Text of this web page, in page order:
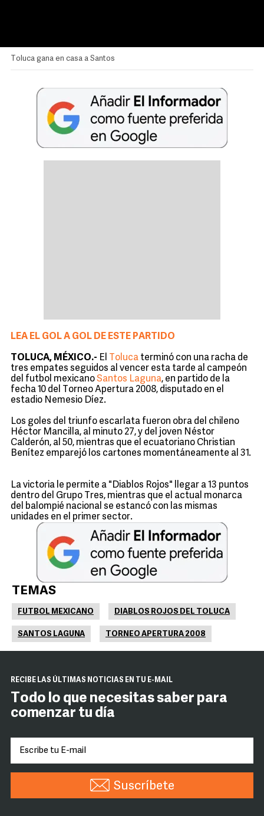
Toluca gana en casa a Santos
LEA EL GOL A GOL DE ESTE PARTIDO
TOLUCA, MÉXICO.- El Toluca terminó con una racha de
tres empates seguidos al vencer esta tarde al campeón
del futbol mexicanoSantos Laguna, en partido de la
fecha 10 del Torneo Apertura 2008, disputado en el
estadio Nemesio Díez.
Los goles del triunfo escarlata fueron obra del chileno
Héctor Mancilla, al minuto 27, y del joven Néstor
Calderón, al 50, mientras que el ecuatoriano Christian
Benítez emparejó los cartones momentáneamente al 31.
La victoria le permite a "Diablos Rojos" llegar a 13 puntos
dentro del Grupo Tres, mientras que el actual monarca
del balompié nacional se estancó con las mismas
unidades en el primer sector.
TEMAS
FUTBOL MEXICANO DIABLOS ROJOS DEL TOLUCA
SANTOS LAGUNA TORNEO APERTURA 2008
RECIBE LAS ÚLTIMAS NOTICIAS EN TU E-MAIL
Todo lo que necesitas saber para
comenzar tu día
Suscríbete